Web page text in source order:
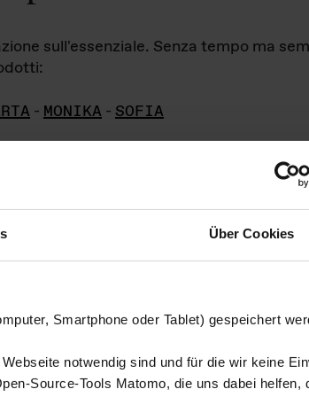
Über Cookies
Smartphone oder Tablet) gespeichert
notwendig sind und für die wir keine
Source-Tools Matomo, die uns dabei helfen,
sull'essenziale. Senza tempo ma
- MONIKA - SOFIA
detenuti daDas ganze LebenGmbH e